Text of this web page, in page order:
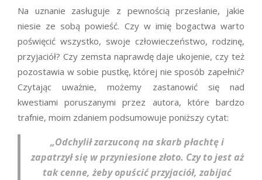
Na uznanie zasługuje z pewnością przesłanie, jakie
niesie ze sobą powieść. Czy w imię bogactwa warto
poświęcić wszystko, swoje człowieczeństwo, rodzinę,
przyjaciół? Czy zemsta naprawdę daje ukojenie, czy też
pozostawia w sobie pustkę, której nie sposób zapełnić?
Czytając uważnie, możemy zastanowić się nad
kwestiami poruszanymi przez autora, które bardzo
trafnie, moim zdaniem podsumowuje poniższy cytat:
„Odchylił zarzuconą na skarb płachtę i
zapatrzył się w przyniesione złoto. Czy to jest aż
tak cenne, żeby opuścić przyjaciół, zabijać